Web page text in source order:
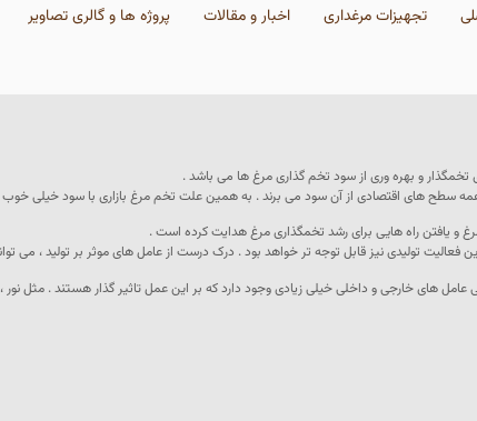
تجهیزات مرغداری اخبار و مقالات پروژه ها و گالری تصاویر
تخمگذار و بهره وری از سود تخم گذاری مرغ ها می باشد .
سطح های اقتصادی از آن سود می برند . به همین علت تخم مرغ بازاری با سود خیلی خوب
و یافتن راه هایی برای رشد تخمگذاری مرغ هدایت کرده است .
فعالیت تولیدی نیز قابل توجه تر خواهد بود . درک درست از عامل های موثر بر تولید ، می
عامل های خارجی و داخلی خیلی زیادی وجود دارد که بر این عمل تاثیر گذار هستند . مثل